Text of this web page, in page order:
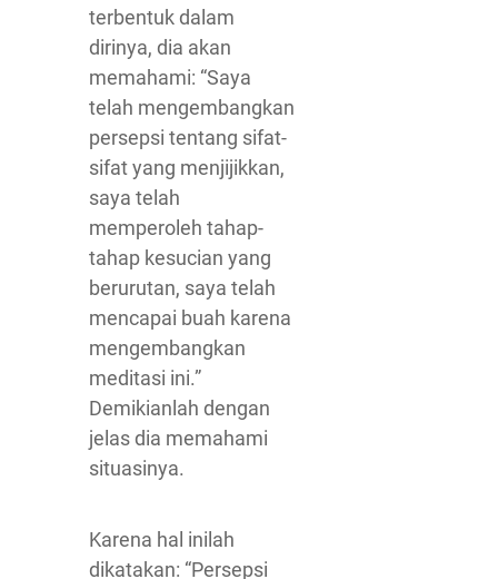
terbentuk dalam
dirinya, dia akan
memahami: “Saya
telah mengembangkan
persepsi tentang sifat-
sifat yang menjijikkan,
saya telah
memperoleh tahap-
tahap kesucian yang
berurutan, saya telah
mencapai buah karena
mengembangkan
meditasi ini.”
Demikianlah dengan
jelas dia memahami
situasinya.
Karena hal inilah
dikatakan: “Persepsi